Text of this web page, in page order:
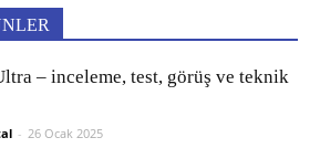
– inceleme, test, görüş ve teknik
- 26 Ocak 2025